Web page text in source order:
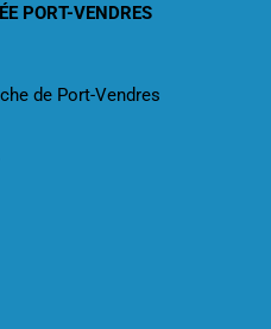
PORT-VENDRES
de Port-Vendres